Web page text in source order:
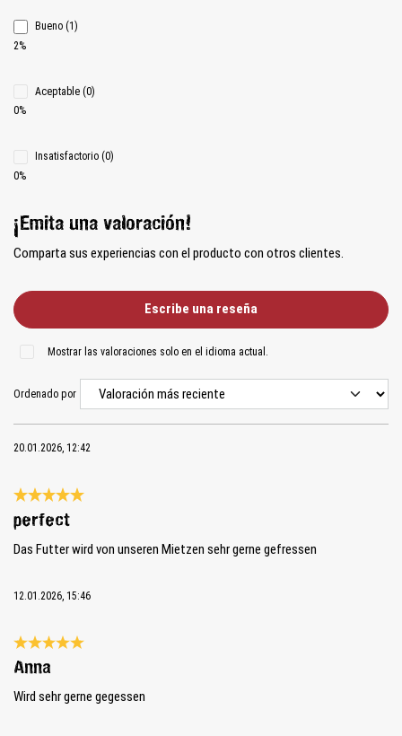
Bueno (1)
2%
Aceptable (0)
0%
Insatisfactorio (0)
0%
¡Emita una valoración!
Comparta sus experiencias con el producto con otros clientes.
Escribe una reseña
Mostrar las valoraciones solo en el idioma actual.
Ordenado por
20.01.2026, 12:42
Reseña con calificación de 5 de 5 estrellas
perfect
Das Futter wird von unseren Mietzen sehr gerne gefressen
12.01.2026, 15:46
Reseña con calificación de 5 de 5 estrellas
Anna
Wird sehr gerne gegessen